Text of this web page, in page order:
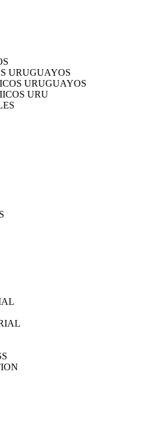
URUGUAYOS
URUGUAYOS
URU